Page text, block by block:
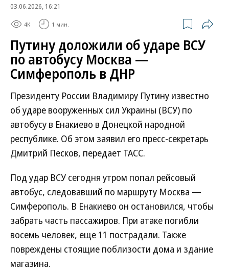
03.06.2026, 16:21
4K 1 мин.
Путину доложили об ударе ВСУ
по автобусу Москва —
Симферополь в ДНР
Президенту России Владимиру Путину известно
об ударе вооруженных сил Украины (ВСУ) по
автобусу в Енакиево в Донецкой народной
республике. Об этом заявил его пресс-секретарь
Дмитрий Песков, передает ТАСС.
Под удар ВСУ сегодня утром попал рейсовый
автобус, следовавший по маршруту Москва —
Симферополь. В Енакиево он остановился, чтобы
забрать часть пассажиров. При атаке погибли
восемь человек, еще 11 пострадали. Также
повреждены стоящие поблизости дома и здание
магазина.